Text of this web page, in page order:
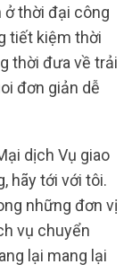
ở thời đại công
tiết kiệm thời
thời đưa về trải
đơn giản dễ
dịch Vụ giao
hãy tới với tôi.
những đơn vị
vụ chuyển
lại mang lại